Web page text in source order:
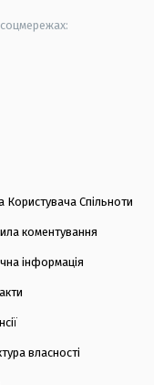
Користувача Спільноти
коментування
інформація
власності